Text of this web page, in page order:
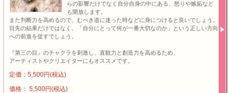
らの影響だけでなく自分自身の中にある、怒りや嫉妬など
も開放します。
また判断力を高めるので、むべき道に迷った時などに身につけると良いでしょう。
目先の結果だけではなく、「自分にとって何が一番大切なのか」という正しい方向
への前進を促すでしょう。
『第三の目』のチャクラを刺激し、直観力と創造力を高めるため、
アーティストやクリエイターにもオススメです。
定価：5,500円(税込)
価格： 5,500円(税込)